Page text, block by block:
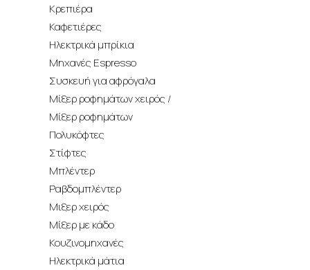
Κρεπιέρα
Καφετιέρες
Ηλεκτρικά μπρίκια
Μηχανές Espresso
Συσκευή για αφρόγαλα
Μίξερ ροφημάτων χειρός /
Μίξερ ροφημάτων
Πολυκόφτες
Στίφτες
Μπλέντερ
Ραβδομπλέντερ
Μιξερ χειρός
Μίξερ με κάδο
Κουζινομηχανές
Ηλεκτρικά μάτια